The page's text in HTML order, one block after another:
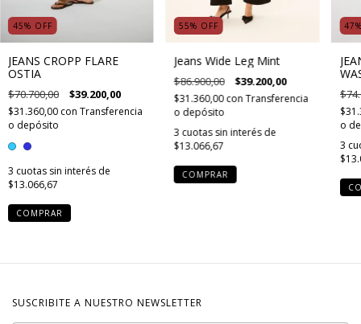
45% OFF
JEANS CROPP FLARE
OSTIA
$70.700,00 $39.200,00
$31.360,00 con Transferencia
o depósito
3 cuotas sin interés de
$13.066,67
COMPRAR
55% OFF
Jeans Wide Leg Mint
$86.900,00 $39.200,00
$31.360,00con Transferencia
o depósito
3 cuotas sin interés de
$13.066,67
COMPRAR
47
o
3
SUSCRIBITE A NUESTRO NEWSLETTER